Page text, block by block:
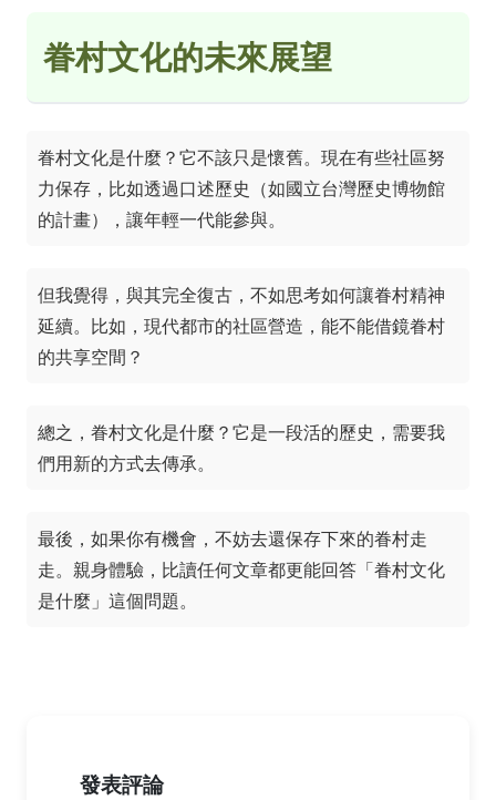
眷村文化的未來展望
眷村文化是什麼？它不該只是懷舊。現在有些社區努
力保存，比如透過口述歷史（如國立台灣歷史博物館
的計畫），讓年輕一代能參與。
但我覺得，與其完全復古，不如思考如何讓眷村精神
延續。比如，現代都市的社區營造，能不能借鏡眷村
的共享空間？
總之，眷村文化是什麼？它是一段活的歷史，需要我
們用新的方式去傳承。
最後，如果你有機會，不妨去還保存下來的眷村走
走。親身體驗，比讀任何文章都更能回答「眷村文化
是什麼」這個問題。
發表評論